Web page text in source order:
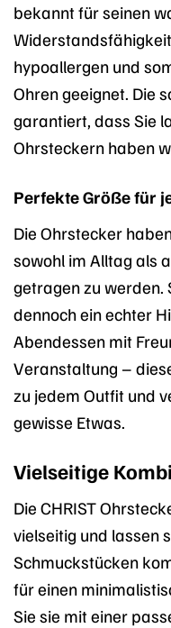
bekannt für seinen
hypoallergen und
Ohren geeignet. Die
garantiert, dass Sie
Ohrsteckern haben
Perfekte Größe für
Die Ohrstecker
sowohl im Alltag als
getragen zu werden.
dennoch ein echter
Abendessen mit
Veranstaltung –
zu jedem Outfit und
gewisse Etwas.
Vielseitige
Die CHRIST
vielseitig und lassen
Schmuckstücken
für einen
Sie sie mit einer